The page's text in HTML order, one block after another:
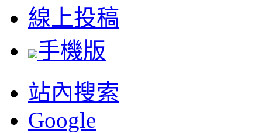
線上投稿
手機版
站內搜索
Google